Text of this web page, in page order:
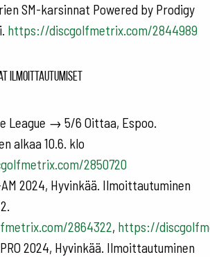
SM-karsinnat Powered by Prodigy
https://discgolfmetrix.com/2844989
ilmoittautumiset
League → 5/6 Oittaa, Espoo.
alkaa 10.6. klo
2850720
2024, Hyvinkää. Ilmoittautuminen
2864322, https://
2024, Hyvinkää. Ilmoittautuminen